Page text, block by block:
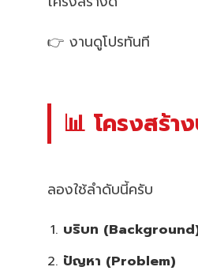
👉 งานดูโปรทันที
📊 โครงสร้า
ลองใช้ลำดับนี้ครับ
บริบท
ปัญหา (Problem)